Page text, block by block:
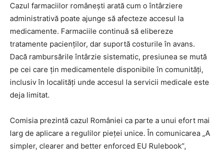
Cazul farmaciilor românești arată cum o întârziere
administrativă poate ajunge să afecteze accesul la
medicamente. Farmaciile continuă să elibereze
tratamente pacienților, dar suportă costurile în avans.
Dacă rambursările întârzie sistematic, presiunea se mută
pe cei care țin medicamentele disponibile în comunități,
inclusiv în localități unde accesul la servicii medicale este
deja limitat.
Comisia prezintă cazul României ca parte a unui efort mai
larg de aplicare a regulilor pieței unice. În comunicarea „A
simpler, clearer and better enforced EU Rulebook”,